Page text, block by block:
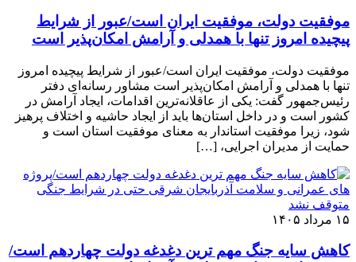
موفقیت دولت، موفقیت ایران است/عبور از شرایط
پیچیده امروز تنها با همدلی و آرامش امکان‌پذیر است
موفقیت دولت، موفقیت ایران است/عبور از شرایط پیچیده امروز
تنها با همدلی و آرامش امکان‌پذیر است مشاور رسانه‌ای دفتر
رئیس‌جمهور گفت: یکی از عاقلانه‌ترین اقدامات، ایجاد آرامش در
کشور است و در داخل استان‌ها باید از ایجاد حاشیه و اختلاف پرهیز
شود، زیرا موفقیت استاندار به معنای موفقیت استان است و
حمایت از مدیران اجرایی، […]
۱۵ مرداد ۱۴۰۵
کاهش سایه جنگ مهم ‌ترین دغدغه دولت چهاردهم است/